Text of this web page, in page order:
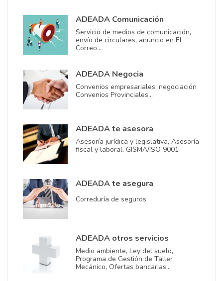
ADEADA Comunicación
Servicio de medios de comunicación,
envío de circulares, anuncio en El
Correo…
ADEADA Negocia
Convenios empresariales, negociación
Convenios Provinciales…
ADEADA te asesora
Asesoría jurídica y legislativa, Asesoría
fiscal y laboral, GISMA/ISO 9001
ADEADA te asegura
Correduría de seguros
ADEADA otros servicios
Medio ambiente, Ley del suelo,
Programa de Gestión de Taller
Mecánico, Ofertas bancarias…